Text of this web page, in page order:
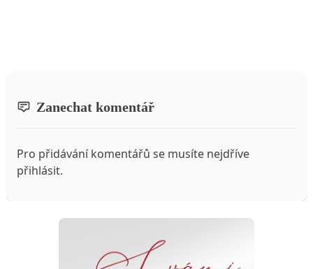
Zanechat komentář
Pro přidávání komentářů se musíte nejdříve
přihlásit.